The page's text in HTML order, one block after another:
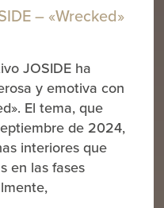
– «Wrecked»
JOSIDE ha
y emotiva con
El tema, que
de 2024,
interiores que
en las fases